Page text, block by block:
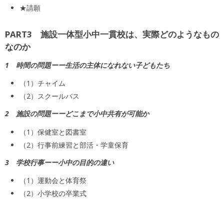
★請願
PART3 施設一体型小中一貫校は、実際どのようなもの
なのか
1 時間の問題ーー生活の主体になれない子どもたち
（1）チャイム
（2）スクールバス
2 施設の問題ーーどこまで小中共有が可能か
（1）保健室と図書室
（2）行事前練習と部活・学童保育
3 学校行事ーー小中の目的の違い
（1）運動会と体育祭
（2）小学校の卒業式